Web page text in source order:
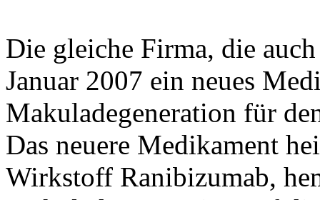
Die gleiche Firma, die
Januar 2007 ein neues
Makuladegeneration für
Das neuere Medikament
Wirkstoff Ranibizumab,